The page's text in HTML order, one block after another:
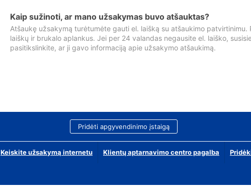
Kaip sužinoti, ar mano užsakymas buvo atšauktas?
Atšaukę užsakymą turėtumėte gauti el. laišką su atšaukimo
laiškų ir brukalo aplankus. Jei per 24 valandas negausite el. laiško,
pasitikslinkite, ar ji gavo informaciją apie užsakymo atšaukimą.
Pridėti apgyvendinimo įstaigą
Keiskite užsakymą internetu Klientų aptarnavimo centro pagalba